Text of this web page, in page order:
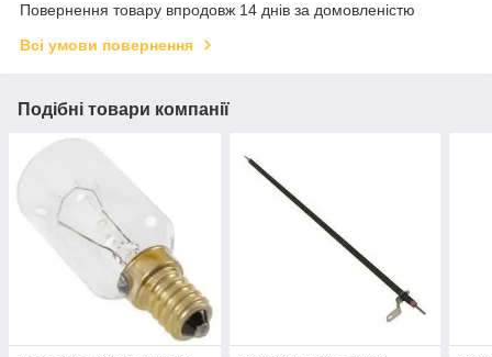
Повернення товару впродовж 14 днів за домовленістю
Всі умови повернення
Подібні товари компанії